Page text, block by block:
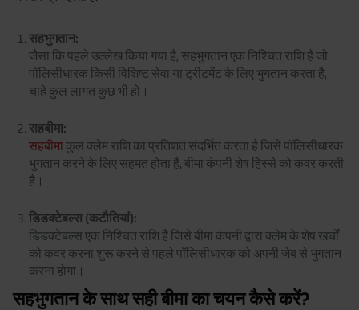
सहभुगतान:
जैसा कि पहले उल्लेख किया गया है, सहभुगतान एक निश्चित राशि है जो
पॉलिसीधारक किसी विशिष्ट सेवा या ट्रीटमेंट के लिए भुगतान करता है,
चाहे कुल लागत कुछ भी हो।
सहबीमा:
सहबीमाकुल क्लेम राशि का प्रतिशत संदर्भित करता है जिसे पॉलिसीधारक
भुगतान करने के लिए सहमत होता है, बीमा कंपनी शेष हिस्से को कवर करती
है।
डिडक्टेबल्स (कटौतियां):
डिडक्टेबल्स एक निश्चित राशि है जिसे बीमा कंपनी द्वारा क्लेम के शेष खर्चों
को कवर करना शुरू करने से पहले पॉलिसीधारक को अपनी जेब से भुगतान
करना होगा।
सहभुगतान के साथ सही बीमा का चयन कैसे करें?